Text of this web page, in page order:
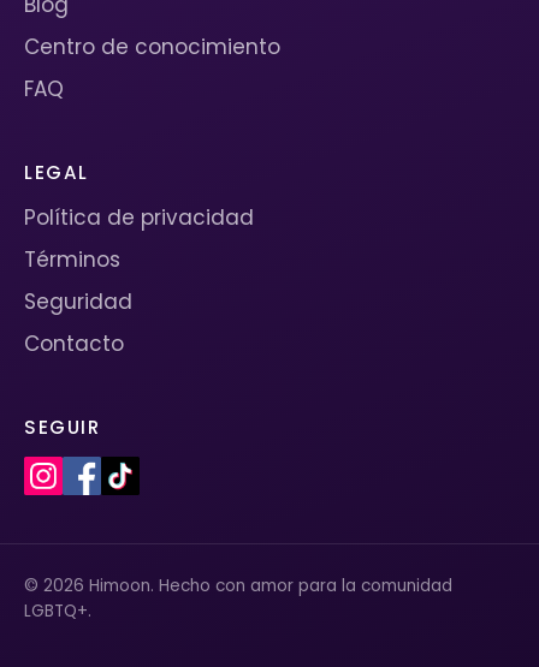
Centro de conocimiento
FAQ
LEGAL
Política de privacidad
Términos
Seguridad
Contacto
SEGUIR
© 2026 Himoon. Hecho con amor para la comunidad
LGBTQ+.